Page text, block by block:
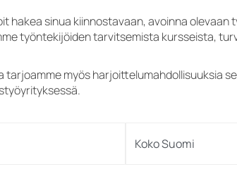
hakea sinua kiinnostavaan, avoinna
työntekijöiden tarvitsemista kursseista,
myös harjoittelumahdollisuuksia
Koko Suomi